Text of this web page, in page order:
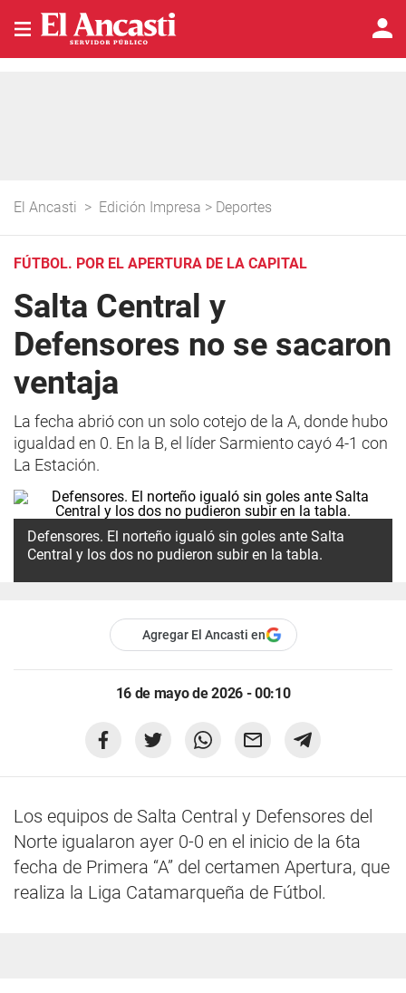
El Ancasti > Edición Impresa > Deportes
FÚTBOL. POR EL APERTURA DE LA CAPITAL
Salta Central y
Defensores no se sacaron
ventaja
La fecha abrió con un solo cotejo de la A, donde hubo
igualdad en 0. En la B, el líder Sarmiento cayó 4-1 con
La Estación.
Defensores. El norteño igualó sin goles ante Salta
Central y los dos no pudieron subir en la tabla.
Agregar El Ancasti en
16 de mayo de 2026 - 00:10
Los equipos de Salta Central y Defensores del
Norte igualaron ayer 0-0 en el inicio de la 6ta
fecha de Primera “A” del certamen Apertura, que
realiza la Liga Catamarqueña de Fútbol.